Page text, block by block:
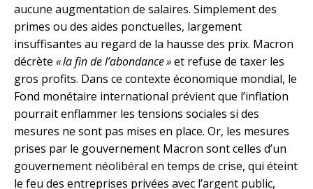
aucune augmentation de salaires. Simplement des
primes ou des aides ponctuelles, largement
insuffisantes au regard de la hausse des prix. Macron
décrète « la fin de l’abondance »et refuse de taxer les
gros profits. Dans ce contexte économique mondial, le
Fond monétaire international prévient que l’inflation
pourrait enflammer les tensions sociales si des
mesures ne sont pas mises en place. Or, les mesures
prises par le gouvernement Macron sont celles d’un
gouvernement néolibéral en temps de crise, qui éteint
le feu des entreprises privées avec l’argent public,